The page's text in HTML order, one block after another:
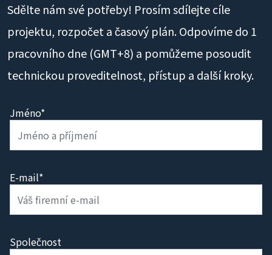
Sdělte nám své potřeby! Prosím sdílejte cíle
projektu, rozpočet a časový plán. Odpovíme do 1
pracovního dne (GMT+8) a pomůžeme posoudit
technickou proveditelnost, přístup a další kroky.
Jméno*
E-mail*
Společnost